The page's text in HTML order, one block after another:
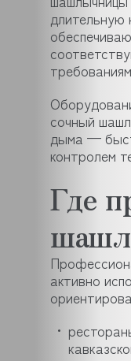
сочный
дыма —
контролем
Где
активно